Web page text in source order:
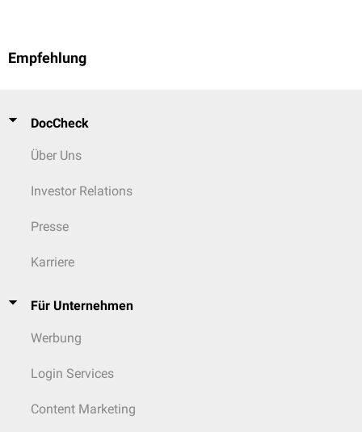
Empfehlung
DocCheck
Über Uns
Investor Relations
Presse
Karriere
Für Unternehmen
Werbung
Login Services
Content Marketing